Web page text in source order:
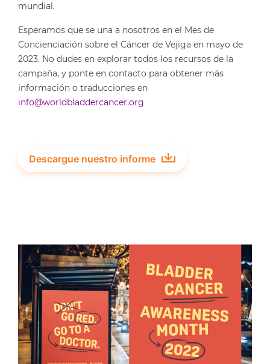
mundial.
Esperamos que se una a nosotros en el Mes de
Concienciación sobre el Cáncer de Vejiga en mayo de
2023. No dudes en explorar todos los recursos de la
campaña, y ponte en contacto para obtener más
información o traducciones en
info@worldbladdercancer.org
Descargue nuestro informe